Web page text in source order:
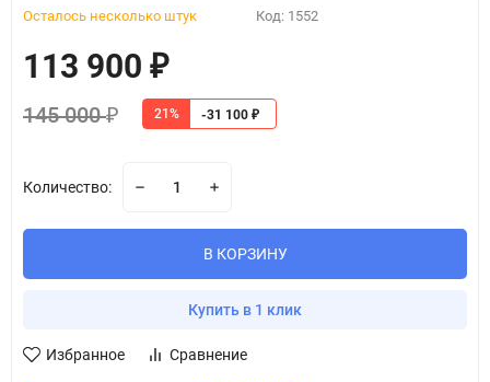
Осталось несколько штук Код: 1552
113 900 ₽
145 000₽ 21% -31 100 ₽
Количество:
В КОРЗИНУ
Купить в 1 клик
Избранное Сравнение